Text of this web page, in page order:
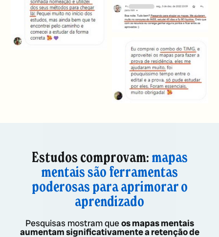
Estudos comprovam: mapas
mentais são ferramentas
poderosas para aprimorar o
aprendizado
Pesquisas mostram queos mapas mentais
aumentam significativamente a retenção de